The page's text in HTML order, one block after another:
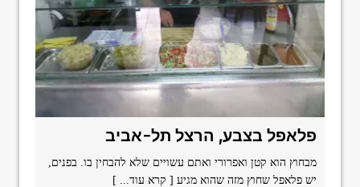
הוסף קו תחתון לקישורים
font_download סמן קישורים
ל
א
פ
ס
א
ת
כ
ל
cached
פלאפל בצבע, הרצל תל-אביב
מבחוץ הוא קטן ואפרורי ואתם עשויים שלא להבחין בו. בפנים,
יש פלאפל שחוץ מזה שהוא מגיע [ קרא עוד... ]